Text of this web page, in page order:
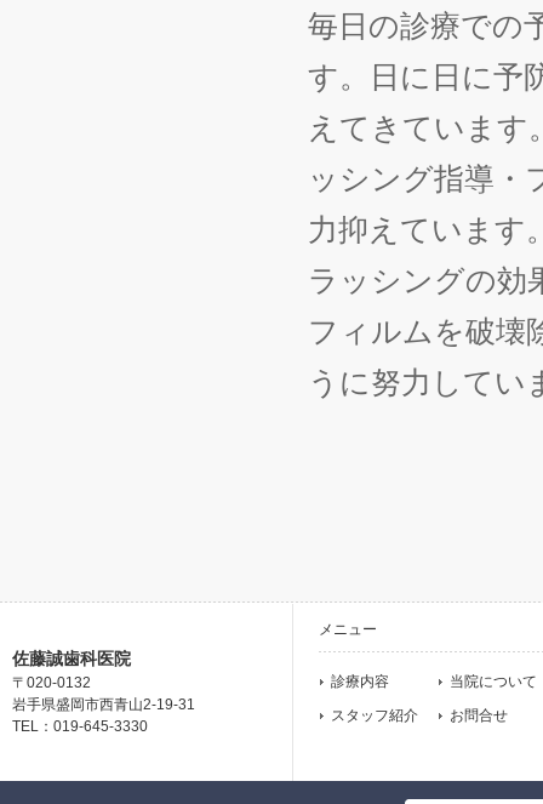
毎日の診療での
す。日に日に予
えてきています
ッシング指導・
力抑えています
ラッシングの効
フィルムを破壊
うに努力してい
佐藤誠歯科医院
〒020-0132
岩手県盛岡市西青山2-19-31
TEL：019-645-3330
メニュー
診療内容
当院について
スタッフ紹介
お問合せ